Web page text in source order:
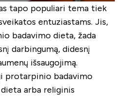
tapo populiari tema tiek
entuziastams. Jis,
badavimo dieta, žada
darbingumą, didesnį
išsaugojimą.
protarpinio badavimo
arba religinis